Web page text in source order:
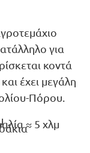
για
κοντά
έχει μεγάλη
Πόρου.
≈ 5 χλμ